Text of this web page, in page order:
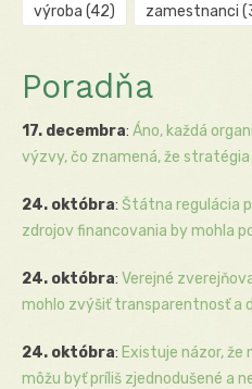
výroba (42) zamestnanci
Poradňa
17. decembra: Áno, každá
výzvy, čo znamená, že stratégia
24. októbra: Štátna regulácia
zdrojov financovania by mohla
24. októbra: Verejné
mohlo zvýšiť transparentnosť a
24. októbra: Existuje názor,
môžu byť príliš zjednodušené a